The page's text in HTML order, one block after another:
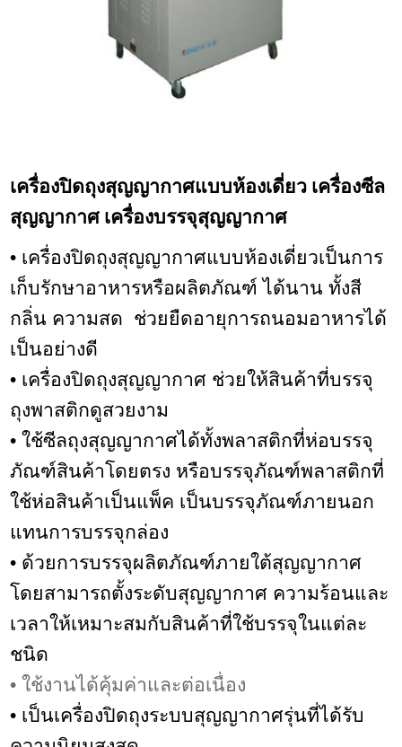
เครื่องปิดถุงสุญญากาศแบบห้องเดี่ยว เครื่องซีล
สุญญากาศ เครื่องบรรจุสุญญากาศ
• เครื่องปิดถุงสุญญากาศแบบห้องเดี่ยวเป็นการ
เก็บรักษาอาหารหรือผลิตภัณฑ์ ได้นาน ทั้งสี
กลิ่น ความสด ช่วยยืดอายุการถนอมอาหารได้
เป็นอย่างดี
• เครื่องปิดถุงสุญญากาศ ช่วยให้สินค้าที่บรรจุ
ถุงพาสติกดูสวยงาม
• ใช้ซีลถุงสุญญากาศได้ทั้งพลาสติกที่ห่อบรรจุ
ภัณฑ์สินค้าโดยตรง หรือบรรจุภัณฑ์พลาสติกที่
ใช้ห่อสินค้าเป็นแพ็ค เป็นบรรจุภัณฑ์ภายนอก
แทนการบรรจุกล่อง
• ด้วยการบรรจุผลิตภัณฑ์ภายใต้สุญญากาศ
โดยสามารถตั้งระดับสุญญากาศ ความร้อนและ
เวลาให้เหมาะสมกับสินค้าที่ใช้บรรจุในแต่ละ
ชนิด
• ใช้งานได้คุ้มค่าและต่อเนื่อง
• เป็นเครื่องปิดถุงระบบสุญญากาศรุ่นที่ได้รับ